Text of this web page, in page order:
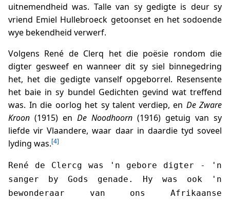
uitnemendheid was. Talle van sy gedigte is deur sy
vriend Emiel Hullebroeck getoonset en het sodoende
wye bekendheid verwerf.
Volgens René de Clerq het die poësie rondom die
digter gesweef en wanneer dit sy siel binnegedring
het, het die gedigte vanself opgeborrel. Resensente
het baie in sy bundel Gedichten gevind wat treffend
was. In die oorlog het sy talent verdiep, en De Zware
Kroon (1915) en De Noodhoorn (1916) getuig van sy
liefde vir Vlaandere, waar daar in daardie tyd soveel
lyding was.[4]
René de Clercg was 'n gebore digter - 'n
sanger by Gods genade. Hy was ook 'n
bewonderaar van ons Afrikaanse